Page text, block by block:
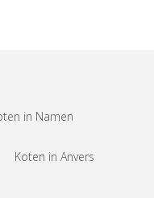
in Namen
Koten in Anvers